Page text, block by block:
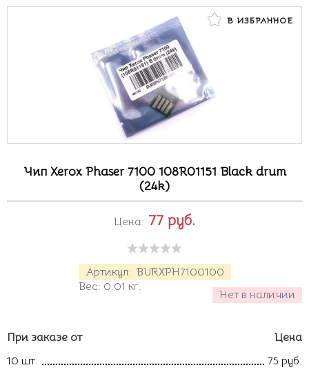
В ИЗБРАННОЕ
Чип Xerox Phaser 7100 108R01151 Black drum
(24k)
Артикул: BURXPH7100100
Нет в наличии
Вес: 0.01 кг.
Цена: 77 руб.
При заказе от
Цена
10 шт.
75 руб.